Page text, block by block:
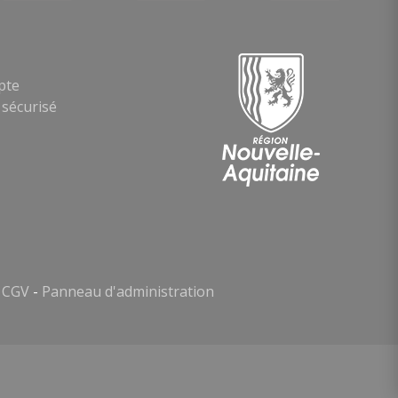
CGV- Panneau d'administration